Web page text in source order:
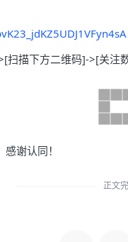
扫描下方二维码]->[关注
谢认同！
正文完